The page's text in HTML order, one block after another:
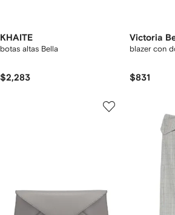
KHAITE
botas altas Bella
$2,283
Victoria
blazer con
$831